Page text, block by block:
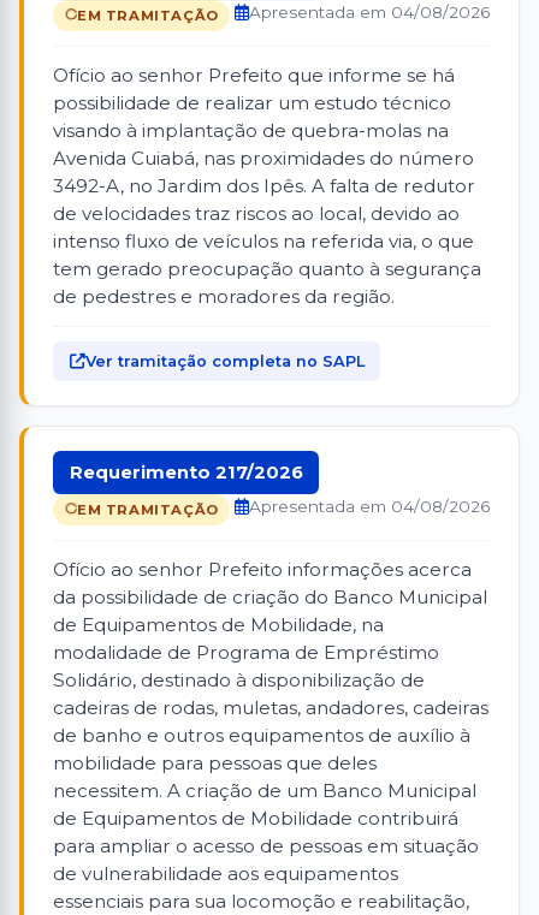
EM TRAMITAÇÃO Apresentada em 04/08/2026
Ofício ao senhor Prefeito que informe se há
possibilidade de realizar um estudo técnico
visando à implantação de quebra-molas na
Avenida Cuiabá, nas proximidades do número
3492-A, no Jardim dos Ipês. A falta de redutor
de velocidades traz riscos ao local, devido ao
intenso fluxo de veículos na referida via, o que
tem gerado preocupação quanto à segurança
de pedestres e moradores da região.
Ver tramitação completa no SAPL
Requerimento 217/2026
EM TRAMITAÇÃO Apresentada em 04/08/2026
Ofício ao senhor Prefeito informações acerca
da possibilidade de criação do Banco Municipal
de Equipamentos de Mobilidade, na
modalidade de Programa de Empréstimo
Solidário, destinado à disponibilização de
cadeiras de rodas, muletas, andadores, cadeiras
de banho e outros equipamentos de auxílio à
mobilidade para pessoas que deles
necessitem. A criação de um Banco Municipal
de Equipamentos de Mobilidade contribuirá
para ampliar o acesso de pessoas em situação
de vulnerabilidade aos equipamentos
essenciais para sua locomoção e reabilitação,